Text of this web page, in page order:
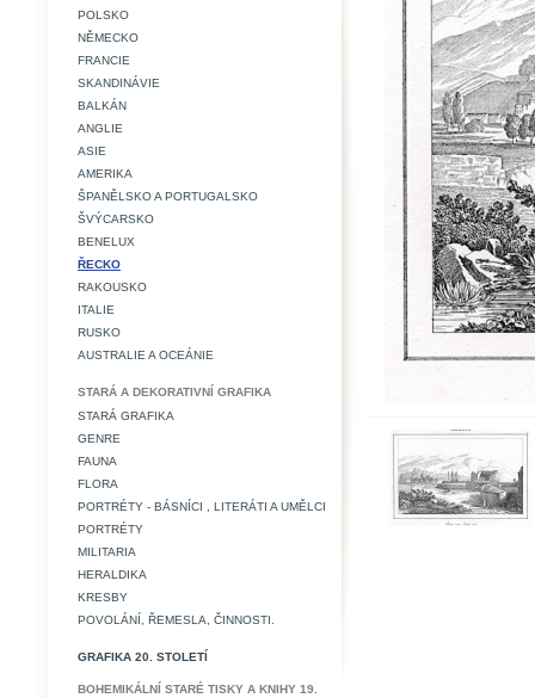
POLSKO
NĚMECKO
FRANCIE
SKANDINÁVIE
BALKÁN
ANGLIE
ASIE
AMERIKA
ŠPANĚLSKO A PORTUGALSKO
ŠVÝCARSKO
BENELUX
ŘECKO
RAKOUSKO
ITALIE
RUSKO
AUSTRALIE A OCEÁNIE
STARÁ A DEKORATIVNÍ GRAFIKA
STARÁ GRAFIKA
GENRE
FAUNA
FLORA
PORTRÉTY - BÁSNÍCI , LITERÁTI A UMĚLCI
PORTRÉTY
MILITARIA
HERALDIKA
KRESBY
POVOLÁNÍ, ŘEMESLA, ČINNOSTI.
GRAFIKA 20. STOLETÍ
BOHEMIKÁLNÍ STARÉ TISKY A KNIHY 19.